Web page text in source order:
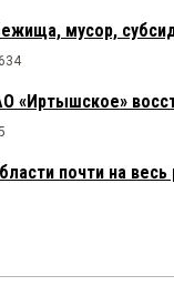
мусор,
«Иртышское»
почти на